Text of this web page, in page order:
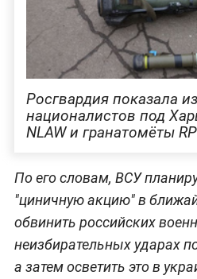
Росгвардия показала
националистов под
NLAW и гранатомёты
По его словам, ВСУ
"циничную акцию" в
обвинить российских
неизбирательных ударах
а затем осветить это в